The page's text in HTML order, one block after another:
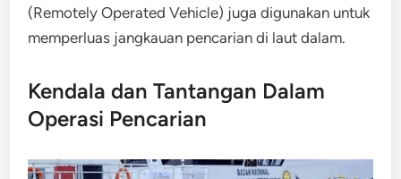
(Remotely Operated Vehicle) juga digunakan untuk
memperluas jangkauan pencarian di laut dalam.
Kendala dan Tantangan Dalam
Operasi Pencarian